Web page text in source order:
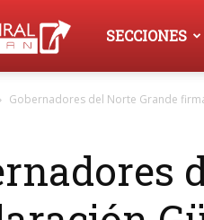
Diario
Viral
Tucumán
SECCIONES
Gobernadores del Norte Grande